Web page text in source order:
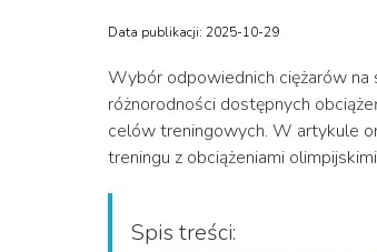
Data publikacji: 2025-10-29
Wybór odpowiednich ciężarów na
różnorodności dostępnych
celów treningowych. W artykule
treningu z obciążeniami
Spis treści: